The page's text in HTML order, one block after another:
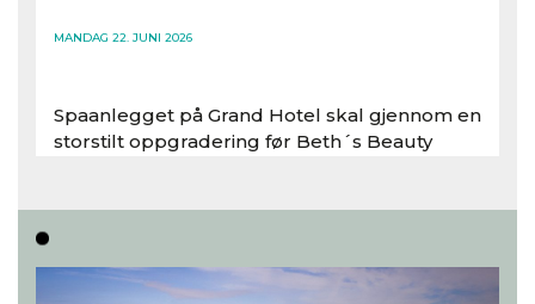
MANDAG 22. JUNI 2026
Spaanlegget på Grand Hotel skal gjennom en
storstilt oppgradering før Beth´s Beauty
Les hele artikkelen